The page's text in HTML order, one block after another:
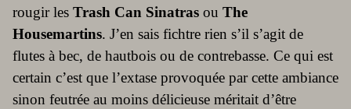
rougir les Trash Can Sinatras ou The
Housemartins. J’en sais fichtre rien s’il s’agit de
flutes à bec, de hautbois ou de contrebasse. Ce qui est
certain c’est que l’extase provoquée par cette ambiance
sinon feutrée au moins délicieuse méritait d’être